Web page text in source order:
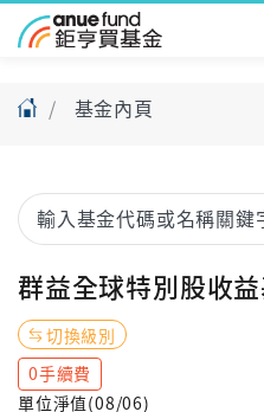
基金內頁
群益全球特別股收
切換級別
0手續費
單位淨值(08/06)